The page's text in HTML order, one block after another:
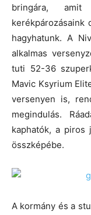
bringára,
kerékpározásaink
hagyhatunk. A
alkalmas
tuti 52-36
Mavic Ksyrium
versenyen is,
megindulás.
kaphatók, a
összképébe.
A kormány és a